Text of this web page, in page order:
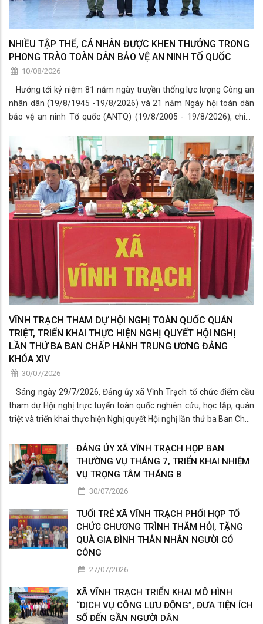
NHIỀU TẬP THỂ, CÁ NHÂN ĐƯỢC KHEN THƯỞNG TRONG
PHONG TRÀO TOÀN DÂN BẢO VỆ AN NINH TỔ QUỐC
10/08/2026
Hướng tới kỷ niệm 81 năm ngày truyền thống lực lượng Công an
nhân dân (19/8/1945 -19/8/2026) và 21 năm Ngày hội toàn dân
bảo vệ an ninh Tổ quốc (ANTQ) (19/8/2005 - 19/8/2026), chiều
an ninh Tổ quốc xã Vĩnh Trạch tổ chức Họp mặt “
VĨNH TRẠCH THAM DỰ HỘI NGHỊ TOÀN QUỐC QUÁN
TRIỆT, TRIỂN KHAI THỰC HIỆN NGHỊ QUYẾT HỘI NGHỊ
LẦN THỨ BA BAN CHẤP HÀNH TRUNG ƯƠNG ĐẢNG
KHÓA XIV
30/07/2026
Sáng ngày 29/7/2026, Đảng ủy xã Vĩnh Trạch tổ chức điểm cầu
tham dự Hội nghị trực tuyến toàn quốc nghiên cứu, học tập, quán
triệt và triển khai thực hiện Nghị quyết Hội nghị lần thứ ba Ban Chấp
ĐẢNG ỦY XÃ VĨNH TRẠCH HỌP BAN
THƯỜNG VỤ THÁNG 7, TRIỂN KHAI NHIỆM
VỤ TRỌNG TÂM THÁNG 8
30/07/2026
TUỔI TRẺ XÃ VĨNH TRẠCH PHỐI HỢP TỔ
CHỨC CHƯƠNG TRÌNH THĂM HỎI, TẶNG
QUÀ GIA ĐÌNH THÂN NHÂN NGƯỜI CÓ
CÔNG
27/07/2026
XÃ VĨNH TRẠCH TRIỂN KHAI MÔ HÌNH
“DỊCH VỤ CÔNG LƯU ĐỘNG”, ĐƯA TIỆN ÍCH
SỐ ĐẾN GẦN NGƯỜI DÂN